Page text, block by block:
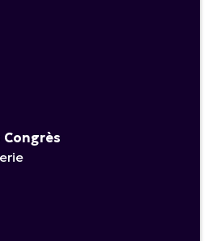
Congrès